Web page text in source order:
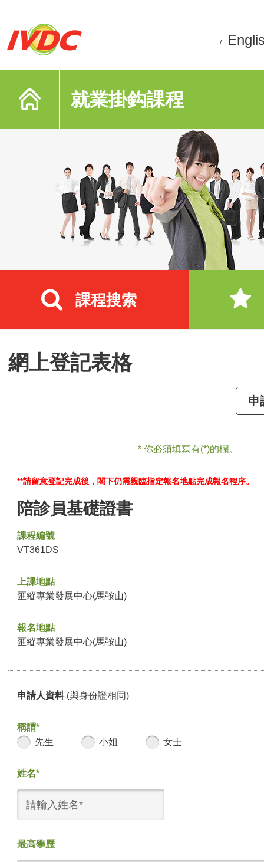
/
就業掛鈎課程
課程搜索
網上登記表格
申
* 你必須填寫有(*)的欄。
**請留意登記完成後，閣下仍需親臨指定報名地點完成報名程序。
陪診員基礎證書
課程編號
VT361DS
上課地點
匯縱專業發展中心(馬鞍山)
報名地點
匯縱專業發展中心(馬鞍山)
申請人資料 (與身份證相同)
稱謂*
先生
小姐 女士
姓名*
最高學歷